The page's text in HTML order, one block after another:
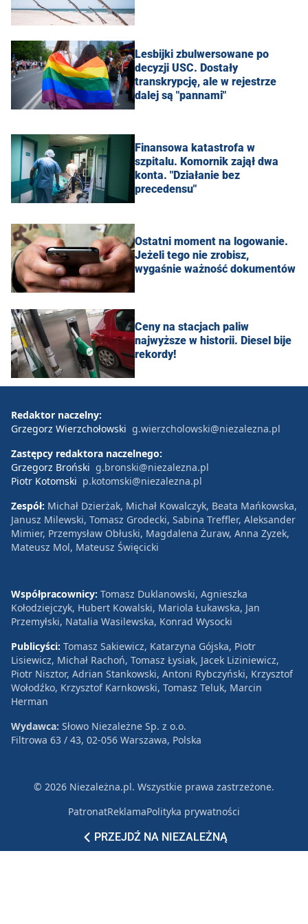
Lesbijki zbulwersowane po
decyzji USC. Dostały
transkrypcję, ale w rejestrze
dalej są "pannami"
Finansowa katastrofa w
szpitalu. Komornik zajął dwa
konta. "Działanie bez
precedensu"
Ostatni moment na logowanie.
Jeżeli tego nie zrobisz,
wygaśnie ważność dokumentów
Ceny na stacjach paliw
najwyższe w historii. Diesel bije
rekordy!
PRZEJDŹ NA NIEZALEŻNĄ
Redaktor naczelny:
Grzegorz Wierzchołowski g.wierzcholowski@niezalezna.pl
Zastępcy redaktora naczelnego:
Grzegorz Broński g.bronski@niezalezna.pl
Piotr Kotomski p.kotomski@niezalezna.pl
Zespół: Michał Dzierżak, Michał Kowalczyk, Beata Mańkowska,
Janusz Milewski, Tomasz Grodecki, Sabina Treffler, Aleksander
Mimier, Przemysław Obłuski, Magdalena Żuraw, Anna Zyzek,
Mateusz Mol, Mateusz Święcicki
Współpracownicy: Tomasz Duklanowski, Agnieszka
Kołodziejczyk, Hubert Kowalski, Mariola Łukawska, Jan
Przemyłski, Natalia Wasilewska, Konrad Wysocki
Publicyści: Tomasz Sakiewicz, Katarzyna Gójska, Piotr
Lisiewicz, Michał Rachoń, Tomasz Łysiak, Jacek Liziniewicz,
Piotr Nisztor, Adrian Stankowski, Antoni Rybczyński, Krzysztof
Wołodźko, Krzysztof Karnkowski, Tomasz Teluk, Marcin
Herman
Wydawca: Słowo Niezależne Sp. z o.o.
Filtrowa 63 / 43, 02-056 Warszawa, Polska
© 2026 Niezależna.pl. Wszystkie prawa zastrzeżone.
PatronatReklamaPolityka prywatności